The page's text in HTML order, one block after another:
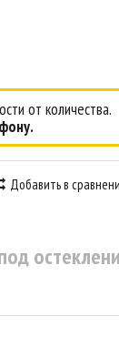
от количества.
Добавить в